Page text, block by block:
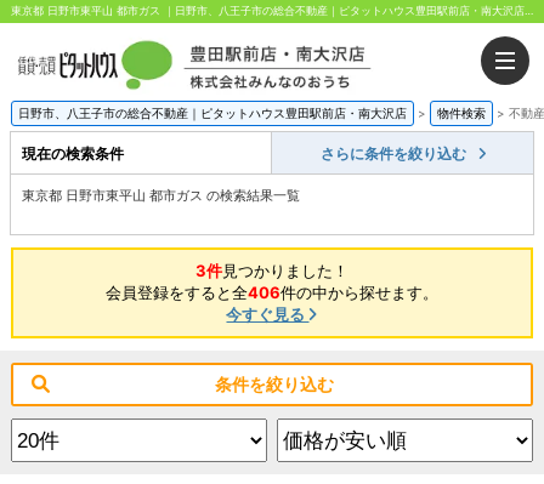
東京都 日野市東平山 都市ガス ｜日野市、八王子市の総合不動産｜ピタットハウス豊田駅前店・南大沢店｜株式会社みんなのおうち
日野市、八王子市の総合不動産｜ピタットハウス豊田駅前店・南大沢店 > 物件検索 > 不動
現在の検索条件 さらに条件を絞り込む
東京都 日野市東平山 都市ガス の検索結果一覧
3件見つかりました！
会員登録をすると全406件の中から探せます。
今すぐ見る
条件を絞り込む